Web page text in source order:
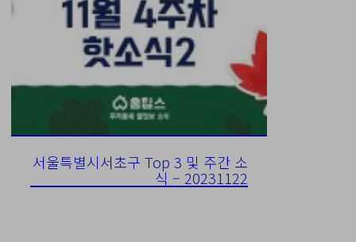
서울특별시서초구 Top 3 및 주간 소
식 – 20231122